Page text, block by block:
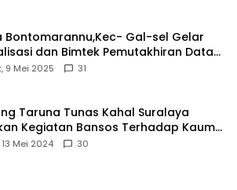
Bontomarannu,Kec- Gal-sel Gelar
dan Bimtek Pemutakhiran Data
9 Mei 2025 31
Taruna Tunas Kahal Suralaya
Kegiatan Bansos Terhadap Kaum
dan Anak Yatim-Piatu
13 Mei 2024 30